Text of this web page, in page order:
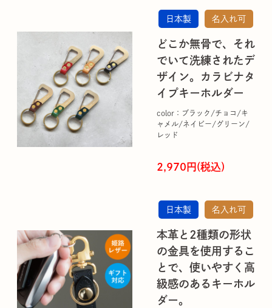
日本製 名入れ可
どこか無骨で、それ
でいて洗練されたデ
ザイン。カラビナタ
イプキーホルダー
color：ブラック/チョコ/キ
ャメル/ネイビー/グリーン/
レッド
2,970円(税込)
日本製 名入れ可
本革と2種類の形状
の金具を使用するこ
とで、使いやすく高
級感のあるキーホル
ダー。